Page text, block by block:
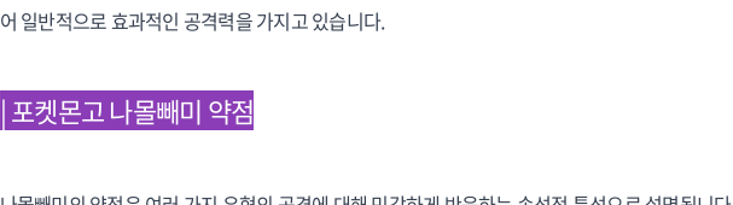
어 일반적으로 효과적인 공격력을 가지고 있습니다.
| 포켓몬고 나몰빼미 약점